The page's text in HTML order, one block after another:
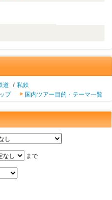
道 / 私鉄
プ
国内ツアー目的・テーマ一覧
まで